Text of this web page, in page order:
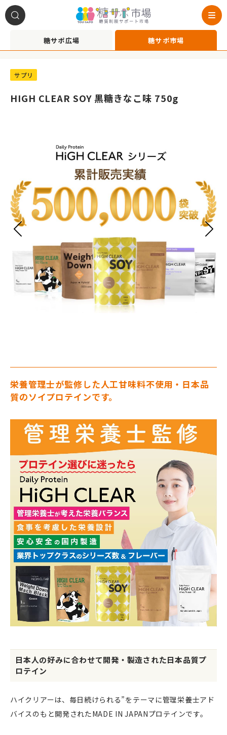
糖サポ広場 糖サポ市場
A1090041
サプリ
HIGH CLEAR SOY 黒糖きなこ味 750g
栄養管理士が監修した人工甘味料不使用・日本品
質のソイプロテインです。
日本人の好みに合わせて開発・製造された日本品質プ
ロテイン
ハイクリアーは、毎日続けられる”をテーマに管理栄養士アド
バイスのもと開発されたMADE IN JAPANプロテインです。